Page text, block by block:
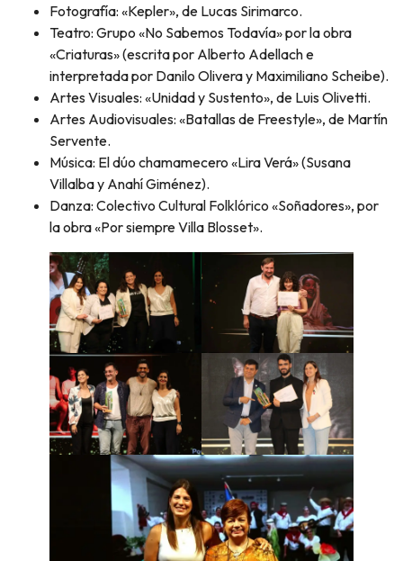
Fotografía: «Kepler», de Lucas Sirimarco.
Teatro: Grupo «No Sabemos Todavía» por la obra
«Criaturas» (escrita por Alberto Adellach e
interpretada por Danilo Olivera y Maximiliano Scheibe).
Artes Visuales: «Unidad y Sustento», de Luis Olivetti.
Artes Audiovisuales: «Batallas de Freestyle», de Martín
Servente.
Música: El dúo chamamecero «Lira Verá» (Susana
Villalba y Anahí Giménez).
Danza: Colectivo Cultural Folklórico «Soñadores», por
la obra «Por siempre Villa Blosset».